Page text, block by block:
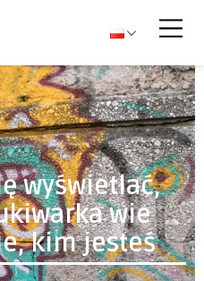
wyświetlać,
wie
kim jesteś